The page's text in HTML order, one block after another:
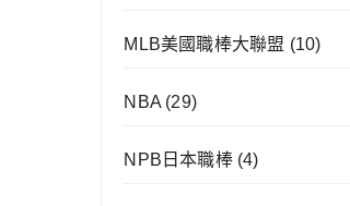
MLB美國職棒大聯盟 (10)
NBA(29)
NPB日本職棒(4)